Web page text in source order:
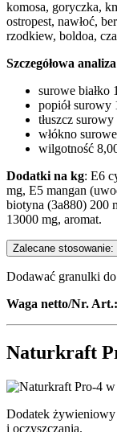
komosa, goryczka,
ostropest, nawłoć,
rzodkiew, boldoa,
Szczegółowa
surowe białko
popiół surowy
tłuszcz
włókno
wilgotność
Dodatki na kg: E6
mg, E5 mangan
biotyna (3a880) 200
13000 mg, aromat.
Zalecane stosowanie:
Dodawać granulki
Waga netto/Nr. Art.:
Naturkraft
Dodatek żywieniowy
i oczyszczania.